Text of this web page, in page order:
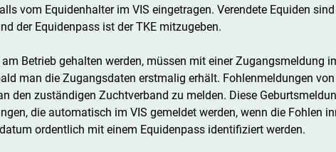
vom Equidenhalter im VIS eingetragen. Verendete Equiden
der Equidenpass ist der TKE mitzugeben.
Betrieb gehalten werden, müssen mit einer Zugangsmeldung
man die Zugangsdaten erstmalig erhält. Fohlenmeldungen von
den zuständigen Zuchtverband zu melden. Diese
die automatisch im VIS gemeldet werden, wenn die Fohlen
ordentlich mit einem Equidenpass identifiziert werden.